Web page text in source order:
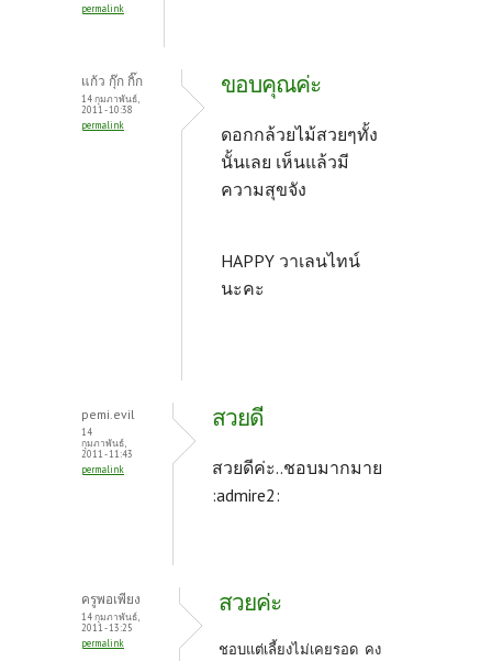
permalink
แก้ว กุ๊ก กิ๊ก
14 กุมภาพันธ์,
2011 - 10:38
permalink
ขอบคุณค่ะ
ดอกกล้วยไม้สวยๆทั้ง
นั้นเลย เห็นแล้วมี
ความสุขจัง
HAPPY วาเลนไทน์
นะคะ
pemi.evil
14
กุมภาพันธ์,
2011 - 11:43
permalink
สวยดี
สวยดีค่ะ..ชอบมากมาย
:admire2:
ครูพอเพียง
14 กุมภาพันธ์,
2011 - 13:25
permalink
สวยค่ะ
ชอบแต่เลี้ยงไม่เคยรอด คง